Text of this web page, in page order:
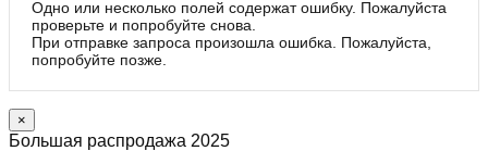
Одно или несколько полей содержат ошибку. Пожалуйста
проверьте и попробуйте снова.
При отправке запроса произошла ошибка. Пожалуйста,
попробуйте позже.
×
Большая распродажа 2025